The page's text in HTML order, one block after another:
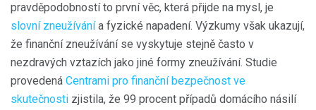
pravděpodobností to první věc, která přijde na mysl, je
slovní zneužívánía fyzické napadení. Výzkumy však ukazují,
že finanční zneužívání se vyskytuje stejně často v
nezdravých vztazích jako jiné formy zneužívání. Studie
provedená Centrami pro finanční bezpečnost ve
skutečnosti zjistila, že 99 procent případů domácího násilí